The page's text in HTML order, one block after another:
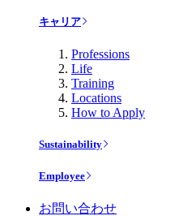
キャリア
Professions
Life
Training
Locations
How to Apply
Sustainability
Employee
お問い合わせ